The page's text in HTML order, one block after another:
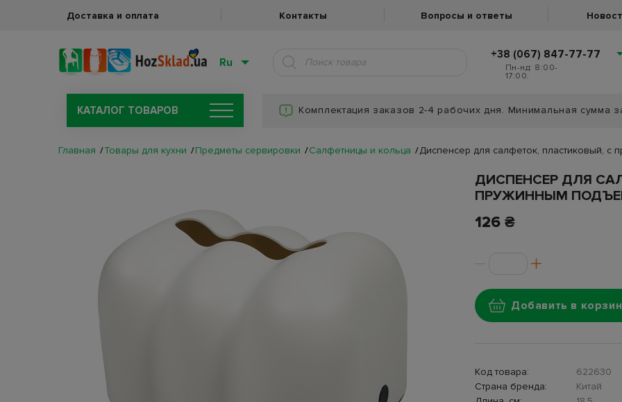
Доставка и оплата Контакты Вопросы и ответы
Ru
+38 (067) 847-77-77
Пн-нд: 8:00-
17:00.
КАТАЛОГ ТОВАРОВ Комплектация заказов 2-4 рабочих дня. Минимальная сумма
Главная Товары для кухни Предметы сервировки Салфетницы и кольца Диспенсер для салфеток, пластиковый, с
ДИСПЕНСЕР ДЛЯ
ПРУЖИННЫМ
126 ₴
Добавить в
Код товара:
622630
Страна бренда:
Китай